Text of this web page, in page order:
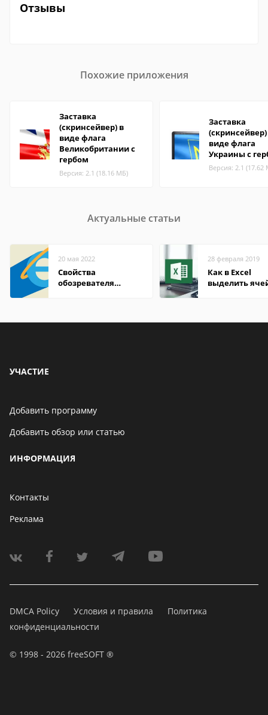
Отзывы
Похожие приложения
Заставка
(скринсейвер) в
виде флага
Великобритании с
гербом
Версия: 2.1 (18.16 МБ)
Заставка
виде флага
Украины с
Версия: 2.1 (17.62
Актуальные статьи
20 мая 2022
Свойства
обозревателя
28 февраля 2019
Как в Excel
выделить
методы
УЧАСТИЕ
Добавить программу
Добавить обзор или статью
ИНФОРМАЦИЯ
Контакты
Реклама
DMCA Policy Условия и правила
Политика
конфиденциальности
© 1998 - 2026 freeSOFT ®